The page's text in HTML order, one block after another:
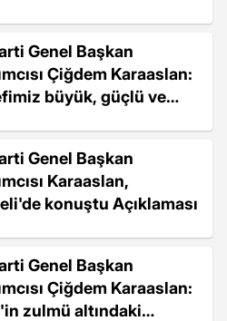
Genel Başkan
Çiğdem Karaaslan:
büyük, güçlü ve
Genel Başkan
Karaaslan,
konuştu Açıklaması
Genel Başkan
Çiğdem Karaaslan:
zulmü altındaki